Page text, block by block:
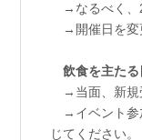
→なるべく、
→開催日を変
飲食を主たる
→当面、新規
→イベント参
じてください。